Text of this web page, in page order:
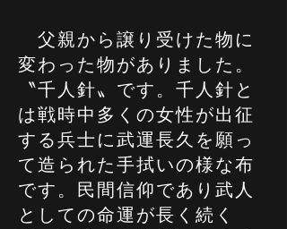
父親から譲り受けた物に
変わった物がありました。
〝千人針〟です。千人針と
は戦時中多くの女性が出征
する兵士に武運長久を願っ
て造られた手拭いの様な布
です。民間信仰であり武人
としての命運が長く続く